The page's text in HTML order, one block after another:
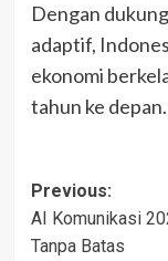
Dengan
adaptif,
ekonomi
tahun ke depan.
Post
Previous:
AI Komunikasi
Tanpa Batas